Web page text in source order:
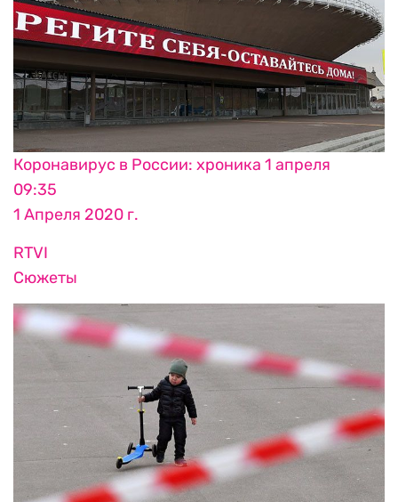
Коронавирус в России: хроника 1 апреля
09:35
1 Апреля 2020 г.
RTVI
Сюжеты